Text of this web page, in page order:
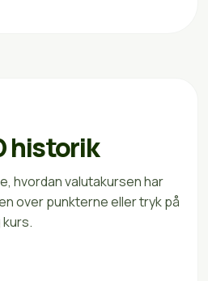
historik
hvordan valutakursen har
over punkterne eller tryk på